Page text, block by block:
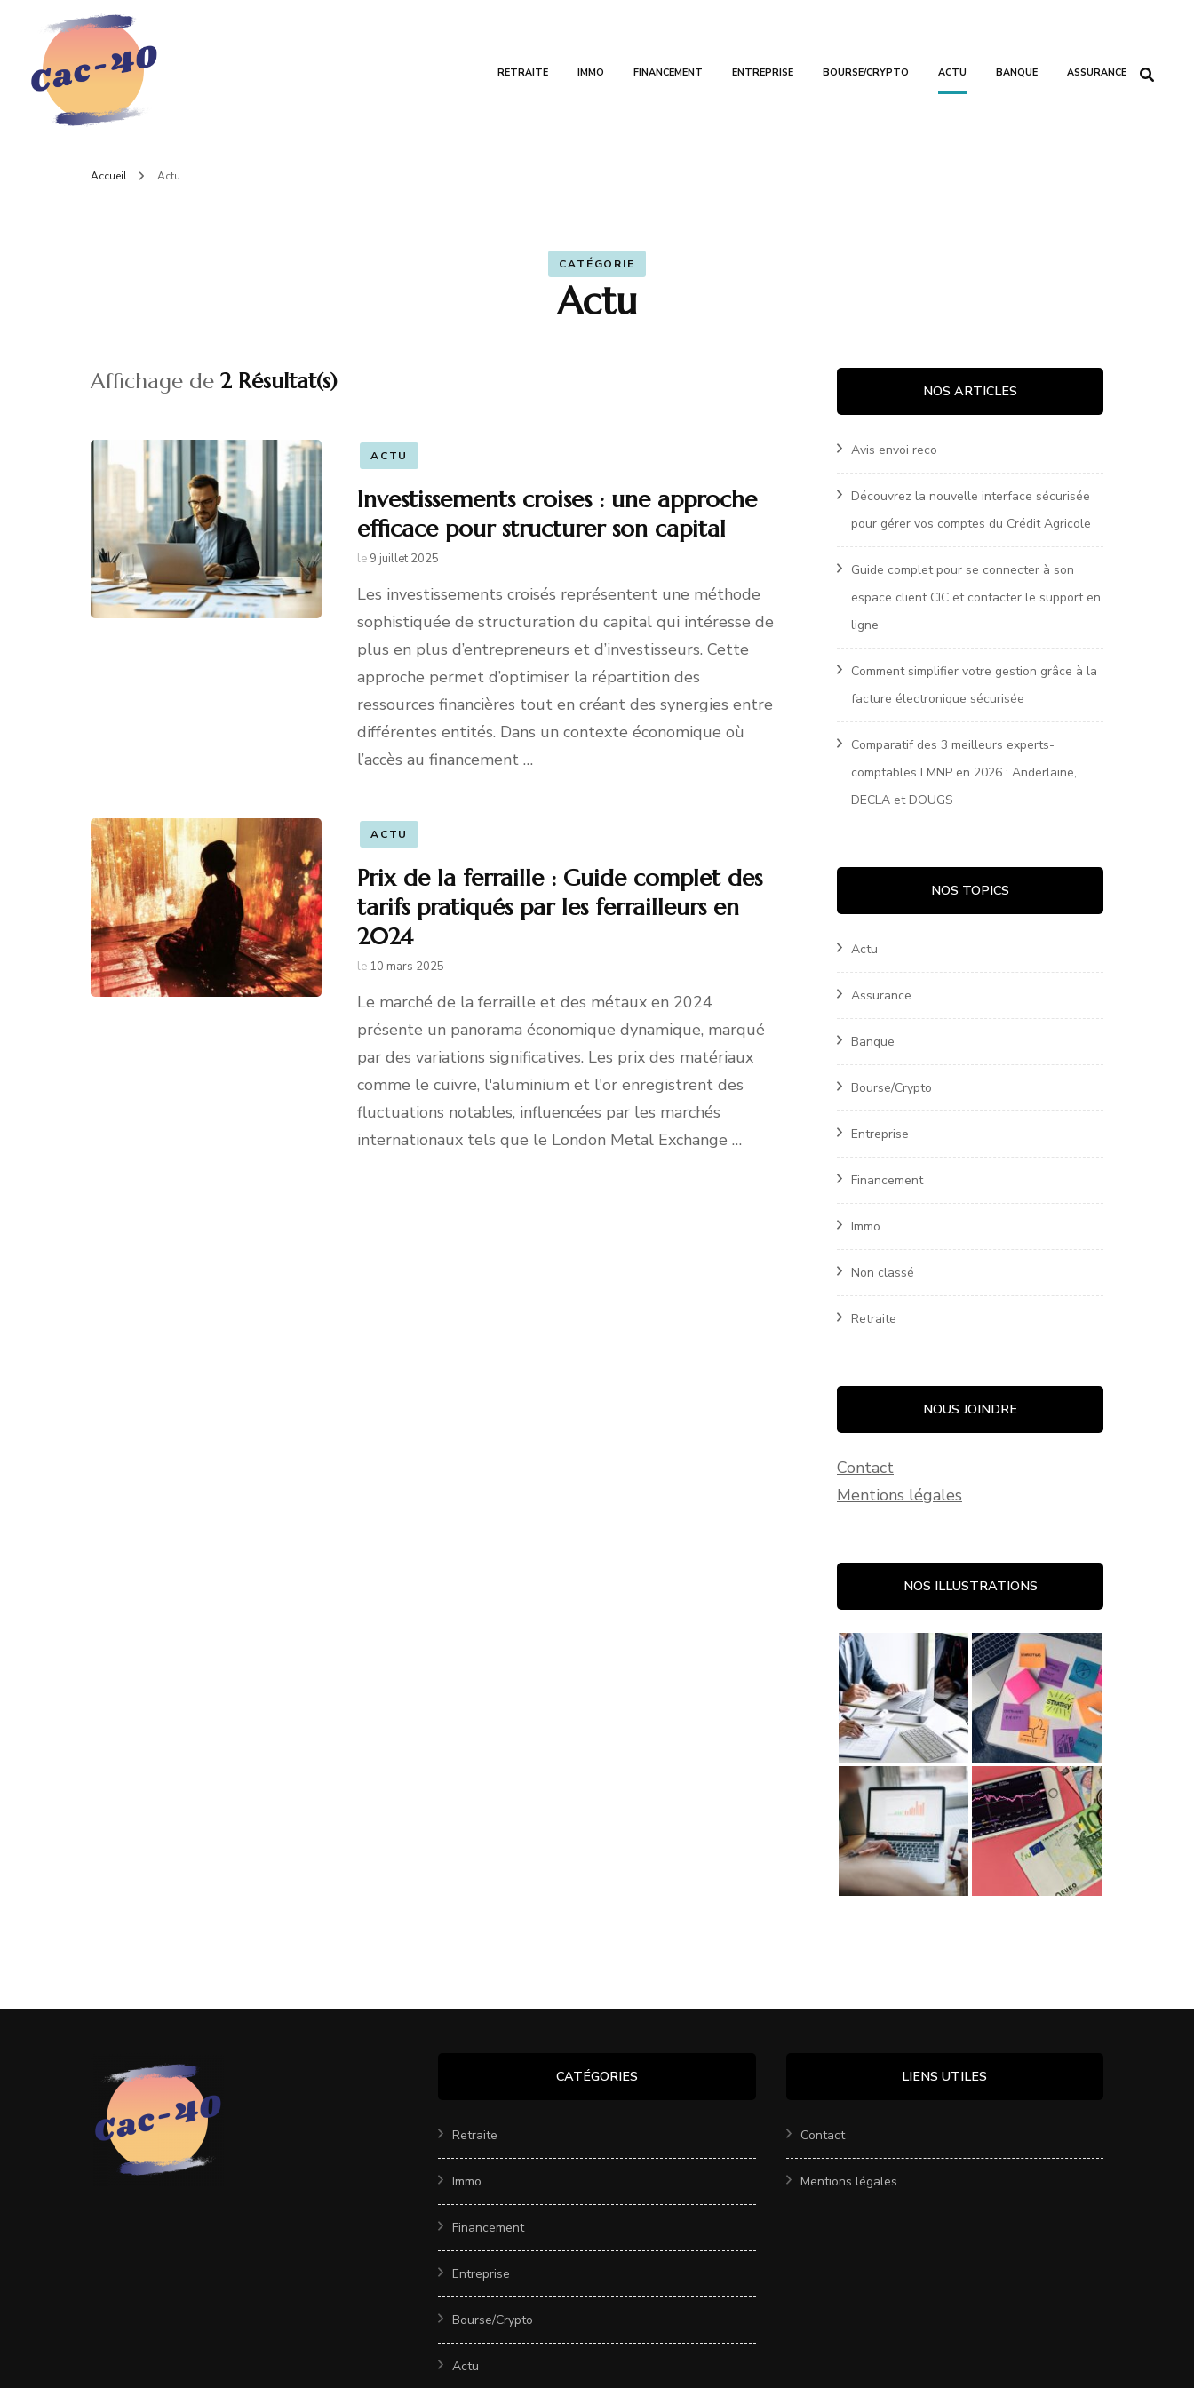
RETRAITE IMMO FINANCEMENT ENTREPRISE BOURSE/CRYPTO ACTU BANQUE ASSURANCE
Accueil Actu
CATÉGORIE
Actu
Affichage de 2 Résultat(s)
ACTU
Investissements croises : une approche
efficace pour structurer son capital
le 9 juillet 2025
Les investissements croisés représentent une méthode
sophistiquée de structuration du capital qui intéresse de
plus en plus d’entrepreneurs et d’investisseurs. Cette
approche permet d’optimiser la répartition des
ressources financières tout en créant des synergies entre
différentes entités. Dans un contexte économique où
l’accès au financement …
ACTU
Prix de la ferraille : Guide complet des
tarifs pratiqués par les ferrailleurs en
2024
le 10 mars 2025
Le marché de la ferraille et des métaux en 2024
présente un panorama économique dynamique, marqué
par des variations significatives. Les prix des matériaux
comme le cuivre, l'aluminium et l'or enregistrent des
fluctuations notables, influencées par les marchés
internationaux tels que le London Metal Exchange …
NOS ARTICLES
Avis envoi reco
Découvrez la nouvelle interface sécurisée
pour gérer vos comptes du Crédit Agricole
Guide complet pour se connecter à son
espace client CIC et contacter le support en
ligne
Comment simplifier votre gestion grâce à la
facture électronique sécurisée
Comparatif des 3 meilleurs experts-
comptables LMNP en 2026 : Anderlaine,
DECLA et DOUGS
NOS TOPICS
Actu
Assurance
Banque
Bourse/Crypto
Entreprise
Financement
Immo
Non classé
Retraite
NOUS JOINDRE
Contact
Mentions légales
NOS ILLUSTRATIONS
CATÉGORIES
Retraite
Immo
Financement
Entreprise
Bourse/Crypto
Actu
LIENS UTILES
Contact
Mentions légales